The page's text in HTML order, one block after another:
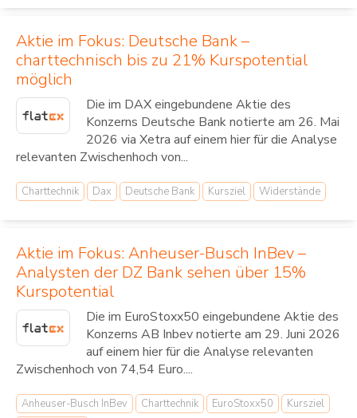
Aktie im Fokus: Deutsche Bank –
charttechnisch bis zu 21% Kurspotential
möglich
Die im DAX eingebundene Aktie des
Konzerns Deutsche Bank notierte am 26. Mai
2026 via Xetra auf einem hier für die Analyse
relevanten Zwischenhoch von...
Charttechnik Dax Deutsche Bank Kursziel Widerstände
Aktie im Fokus: Anheuser-Busch InBev –
Analysten der DZ Bank sehen über 15%
Kurspotential
Die im EuroStoxx50 eingebundene Aktie des
Konzerns AB Inbev notierte am 29. Juni 2026
auf einem hier für die Analyse relevanten
Zwischenhoch von 74,54 Euro....
Anheuser-Busch InBev Charttechnik EuroStoxx50
Kursziel